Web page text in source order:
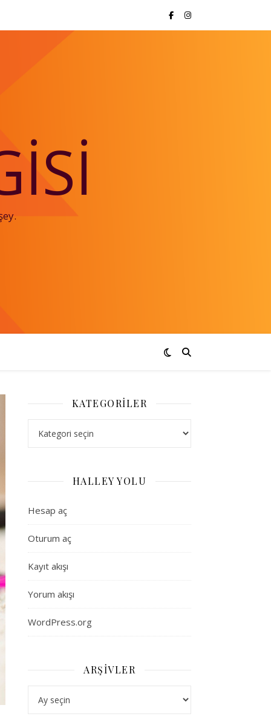
KATEGORILER
HALLEY YOLU
Hesap aç
Oturum aç
Kayıt akışı
Yorum akışı
WordPress.org
ARŞIVLER